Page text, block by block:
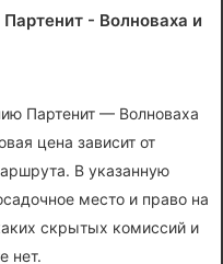
- Волноваха и
Партенит — Волноваха
цена зависит от
В указанную
место и право на
скрытых комиссий и
нет.